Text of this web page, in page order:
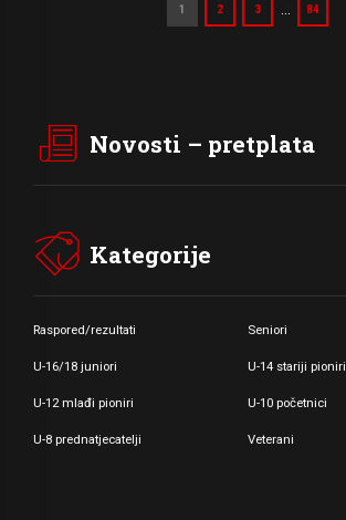
1 2 3 84
Novosti – pretplata
Kategorije
Raspored/rezultati Seniori
U-16/18 juniori U-14 stariji pioniri
U-12 mlađi pioniri U-10 početnici
U-8 prednatjecatelji Veterani